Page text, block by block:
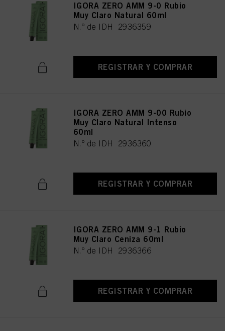
IGORA ZERO AMM 9-0 Rubio
Muy Claro Natural 60ml
N.º de IDH 2936359
REGISTRAR Y COMPRAR
IGORA ZERO AMM 9-00 Rubio
Muy Claro Natural Intenso
60ml
N.º de IDH 2936360
REGISTRAR Y COMPRAR
IGORA ZERO AMM 9-1 Rubio
Muy Claro Ceniza 60ml
N.º de IDH 2936366
REGISTRAR Y COMPRAR